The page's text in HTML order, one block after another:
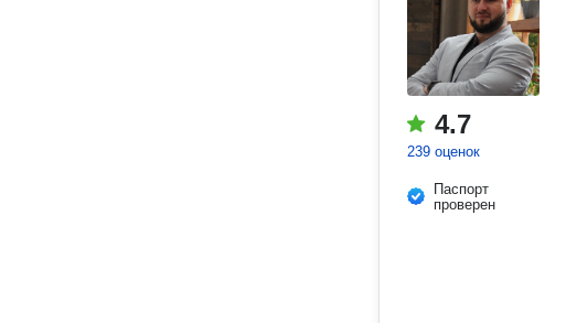
4.7
239 оценок
Паспорт
проверен